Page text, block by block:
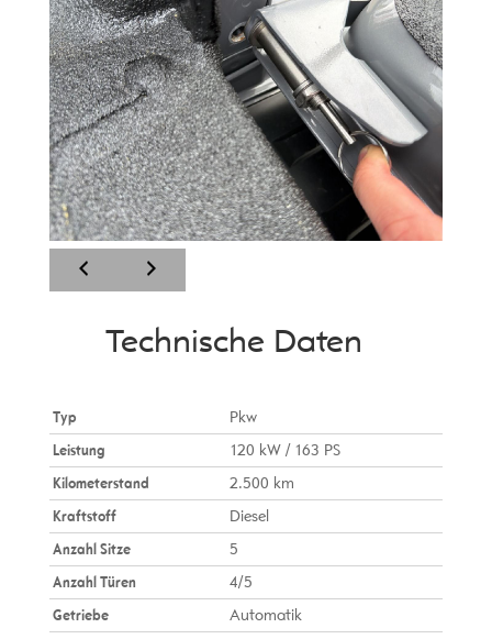
Technische Daten
Typ
Pkw
Leistung
120 kW / 163 PS
Kilometerstand
2.500 km
Kraftstoff
Diesel
Anzahl Sitze
5
Anzahl Türen
4/5
Getriebe
Automatik